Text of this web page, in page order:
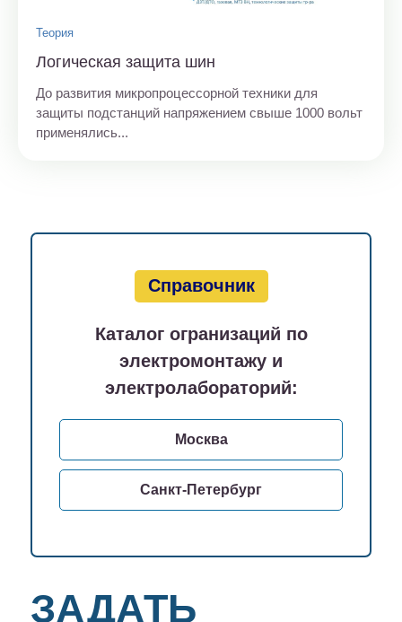
Теория
Логическая защита шин
До развития микропроцессорной техники для
защиты подстанций напряжением свыше 1000 вольт
применялись...
Справочник
Каталог огранизаций по
электромонтажу и
электролабораторий:
Москва
Санкт-Петербург
ЗАДАТЬ